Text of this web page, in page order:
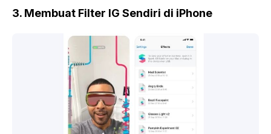
3. Membuat Filter IG Sendiri di iPhone